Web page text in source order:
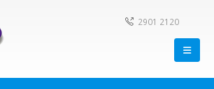
2901 2120